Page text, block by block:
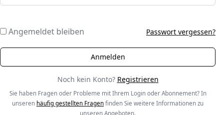
Angemeldet bleiben Passwort vergessen?
Noch kein Konto? Registrieren
Sie haben Fragen oder Probleme mit Ihrem Login oder Abonnement? In
unseren häufig gestellten Fragen finden Sie weitere Informationen zu
unseren Angeboten.